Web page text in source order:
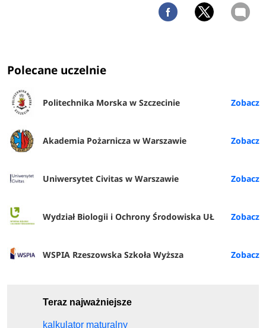
Polecane uczelnie
Politechnika Morska w Szczecinie
Akademia Pożarnicza w Warszawie
Uniwersytet Civitas w Warszawie
Wydział Biologii i Ochrony Środowiska UŁ
WSPIA Rzeszowska Szkoła Wyższa
Teraz najważniejsze
kalkulator maturalny